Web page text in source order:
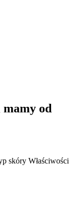
od
skóry Właściwości